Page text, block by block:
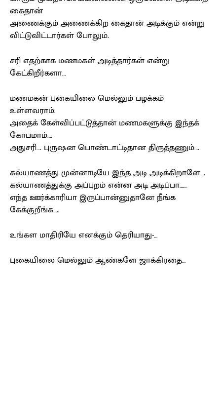
கைதான்
அணைக்கும் அணைக்கிற கைதான் அடிக்கும் என்று
விட்டுவிட்டார்கள் போலும்.
சரி எதற்காக மணமகள் அடித்தார்கள் என்று
கேட்கிறீர்களா…
மணமகன் புகையிலை மெல்லும் பழக்கம்
உள்ளவராம்.
அதைக் கேள்விப்பட்டுத்தான் மணமகளுக்கு இந்தக்
கோபமாம்….
அதுசரி…. புருஷன பொண்டாட்டிதான திருத்தணும்….
கல்யாணத்து முன்னாடியே இந்த அடி அடிக்கிறாளே….
கல்யாணத்துக்கு அப்புறம் என்ன அடி அடிப்பா……
எந்த ஊர்க்காரியா இருப்பான்னுதானே நீங்க
கேக்குறீங்க…..
உங்கள மாதிரியே எனக்கும் தெரியாது-…
புகையிலை மெல்லும் ஆண்களே ஜாக்கிரதை…